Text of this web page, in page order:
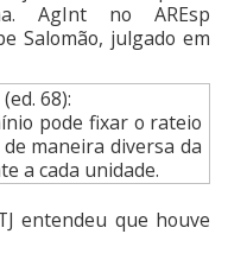
AgInt no AREsp
Salomão, julgado em
68):
pode fixar o rateio
maneira diversa da
a cada unidade.
entendeu que houve